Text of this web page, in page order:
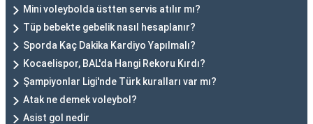
Mini voleybolda üstten servis atılır mı?
Tüp bebekte gebelik nasıl hesaplanır?
Sporda Kaç Dakika Kardiyo Yapılmalı?
Kocaelispor, BAL'da Hangi Rekoru Kırdı?
Şampiyonlar Ligi'nde Türk kuralları var mı?
Atak ne demek voleybol?
Asist gol nedir